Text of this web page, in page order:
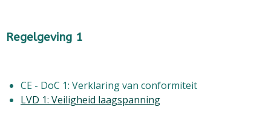
Regelgeving 1
CE - DoC 1: Verklaring van conformiteit
LVD 1: Veiligheid laagspanning